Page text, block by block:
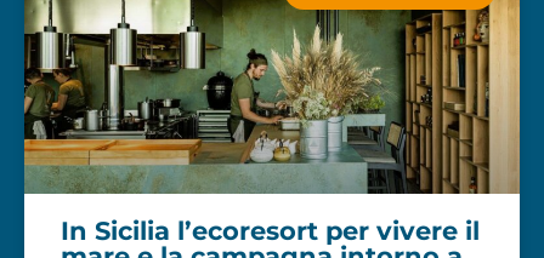
In Sicilia l’ecoresort per vivere il